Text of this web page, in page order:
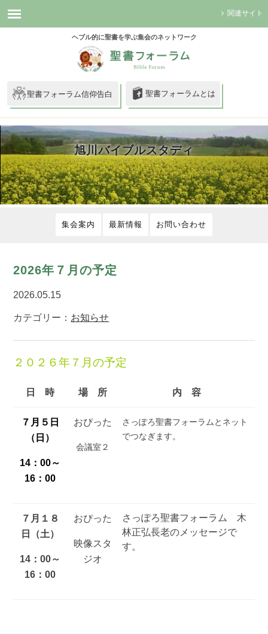
関連サイト
ヘブル的に聖書を学ぶ集会のネットワーク
聖書フォーラム信仰告白 聖書フォーラムとは
旭川バイブルスタディ
集会案内 最新情報 お問い合わせ
2026年７月の予定
2026.05.15
カテゴリー： お知らせ
２０２６年７月の予定
日 時 場 所 内 容
７月５日
（日）
14：00～
16：00
おぴった
会議室２
さっぽろ聖書フォーラムとネット
でつなぎます。
７月１８
日（土）
14：00～
16：00
おぴった
映像スタ
ジオ
さっぽろ聖書フォーラム 木
林正弘長老のメッセージで
す。